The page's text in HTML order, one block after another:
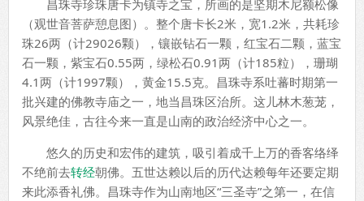
昌珠寺珍珠唐卡为镇寺之宝，所画的是坚期木尼额松像
（观世音菩萨憩息图）。整个唐卡长2米，宽1.2米，共耗珍
珠26两（计29026颗），镶嵌钻石一颗，红宝石二颗，蓝宝
石一颗，紫宝石0.55两，绿松石0.91两（计185粒），珊瑚
4.1两（计1997颗），黄金15.5克。昌珠寺系吐蕃时期第一
批兴建的佛教寺庙之一，地当昌珠区治所。这儿林木葱茏，
风景绝佳，古往今来一直是山南的政治经济中心之一。
悠久的历史和宏伟的建筑，吸引着成千上万的香客络绎
不绝前去转经朝佛。五世达赖以后的历代达赖每年还要定期
来此添香礼佛。昌珠寺作为山南地区“三圣寺”之第一，在信